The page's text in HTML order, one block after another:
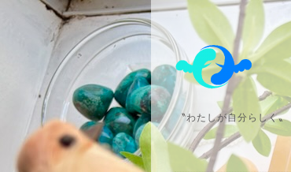
〝わたしが自分らしく〟